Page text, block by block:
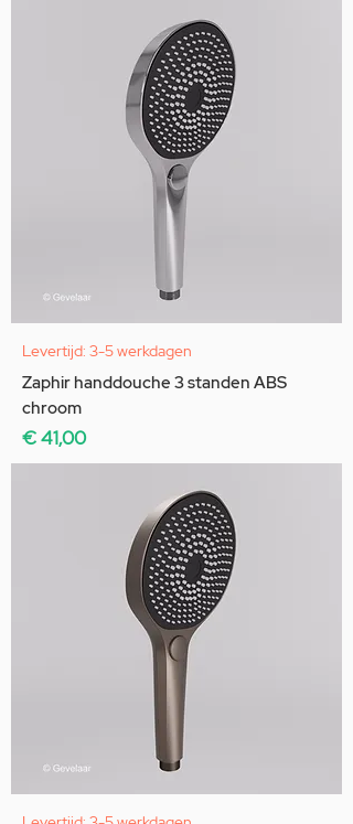
Levertijd: 3-5 werkdagen
Zaphir handdouche 3 standen ABS
chroom
Prijs
€ 41,00